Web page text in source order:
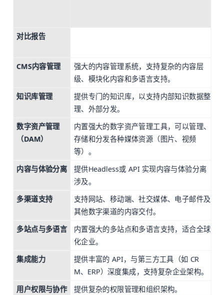
对比报告
CMS内容管理 强大的内容管理系统，支持复杂的内容层
级、模块化内容和多语言支持。
知识库管理 提供专门的知识库，以支持内部知识数据整
理、外部分发。
数字资产管理
（DAM）
内置强大的数字资产管理工具，可以管理、
存储和分发各种媒体资源（图片、视频
等）。
内容与体验分离
提供Headless或 API 实现内容与体验分离
涉及。
多渠道支持
支持网站、移动端、社交媒体、电子邮件及
其他数字渠道的内容交付。
多站点与多语言
内置强大的多站点和多语言支持，适合全球
化企业。
集成能力
提供丰富的 API，与第三方工具（如 CR
M、ERP）深度集成，支持复杂企业架构。
用户权限与协作 提供复杂的权限管理和组织架构。